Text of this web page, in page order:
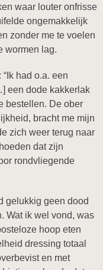
waar louter onfrisse
ongemakkelijk
zonder me te voelen
wormen lag.
had o.a. een
een dode kakkerlak
bestellen. De ober
bracht me mijn
zich weer terug naar
dat zijn
rondvliegende
gelukkig geen dood
Wat ik wel vond, was
hoop eten
dressing totaal
en met